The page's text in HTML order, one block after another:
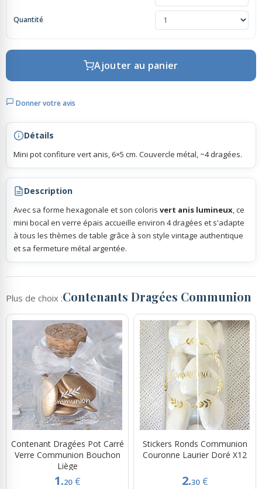
Scrapbooking, Loisirs Créatifs
Quantité
Ajouter au panier
Donner votre avis
Détails
Mini pot confiture vert anis, 6×5 cm. Couvercle métal, ~4 dragées.
Description
Avec sa forme hexagonale et son coloris vert anis lumineux, ce
mini bocal en verre épais accueille environ 4 dragées et s'adapte
à tous les thèmes de table grâce à son style vintage authentique
et sa fermeture métal argentée.
Plus de choix :Contenants Dragées Communion
Contenant Dragées Pot Carré
Verre Communion Bouchon
Liège
1.20 €
Stickers Ronds Communion
Couronne Laurier Doré X12
2.30 €